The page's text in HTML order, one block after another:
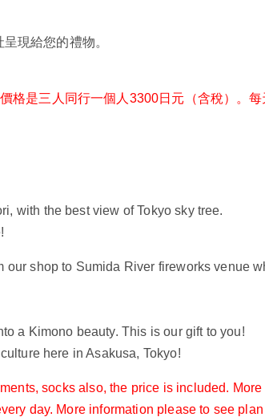
現給您的禮物。
格是三人同行一個人3300日元（含稅）。
with the best view of Tokyo sky tree.
shop to Sumida River fireworks venue
a Kimono beauty. This is our gift to you!
here in Asakusa, Tokyo!
socks also, the price is included.
day. More information please to see